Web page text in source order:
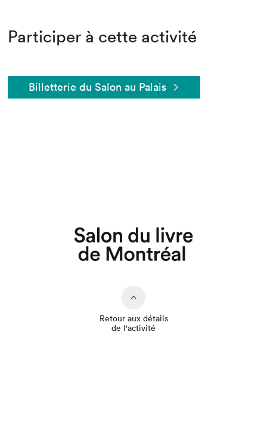
Participer à cette activité
Billetterie du Salon au Palais
Retour aux détails
de l'activité